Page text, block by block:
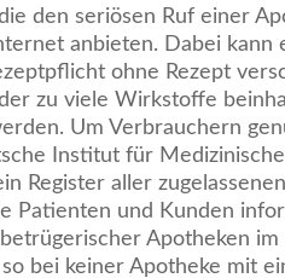
den seriösen Ruf einer
anbieten. Dabei kann
ohne Rezept
zu viele Wirkstoffe
Um Verbrauchern
Institut für
Register aller
Patienten und Kunden
Apotheken
bei keiner Apotheke mit